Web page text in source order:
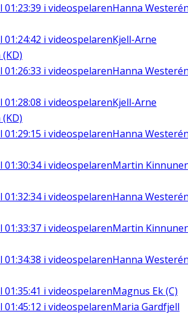
01:23:39 i videospelarenHanna
01:24:42 i videospelarenKjell-Arne
01:26:33 i videospelarenHanna
01:28:08 i videospelarenKjell-Arne
01:29:15 i videospelarenHanna
01:30:34i videospelarenMartin
01:32:34i videospelarenHanna
01:33:37 i videospelarenMartin
01:34:38 i videospelarenHanna
01:35:41 i videospelarenMagnus Ek (C)
01:45:12 i videospelarenMaria Gardfjell